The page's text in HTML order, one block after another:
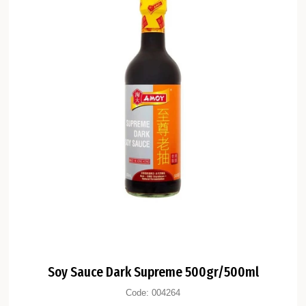
Soy Sauce Dark Supreme 500gr/500ml
Code: 004264